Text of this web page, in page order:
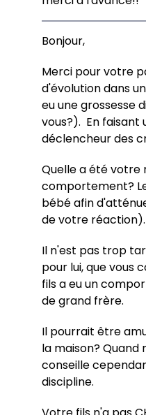
Bonjour,
Merci pour votre
d'évolution dans
eu une grossesse
vous?). En
déclencheur des
Quelle a été votre
comportement?
bébé afin
de votre
Il n'est pas trop
pour lui, que vous
fils a eu un
de grand frère.
Il pourrait être
la maison? Quand
conseille
discipline.